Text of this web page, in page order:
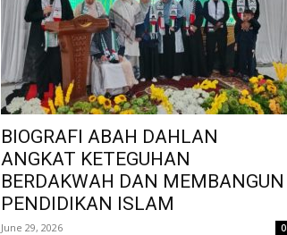
BIOGRAFI ABAH DAHLAN
ANGKAT KETEGUHAN
BERDAKWAH DAN MEMBANGUN
PENDIDIKAN ISLAM
June 29, 2026 0